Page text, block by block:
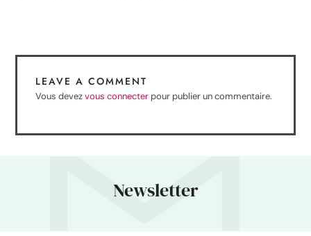
LEAVE A COMMENT
Vous devezvous connecter pour publier un commentaire.
Newsletter